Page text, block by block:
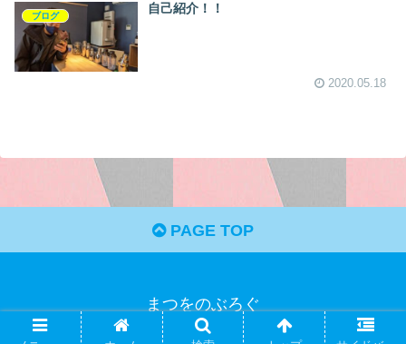
ブログ
自己紹介！！
2020.05.18
PAGE TOP
まつをのぶろぐ
© 2020 まつをのぶろぐ.